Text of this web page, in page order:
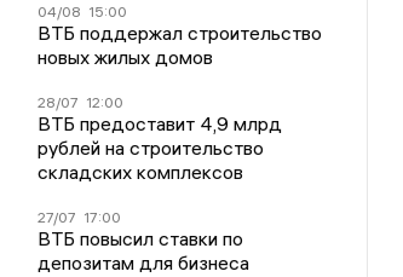
04/08 15:00
ВТБ поддержал строительство
новых жилых домов
28/07 12:00
ВТБ предоставит 4,9 млрд
рублей на строительство
складских комплексов
27/07 17:00
ВТБ повысил ставки по
депозитам для бизнеса